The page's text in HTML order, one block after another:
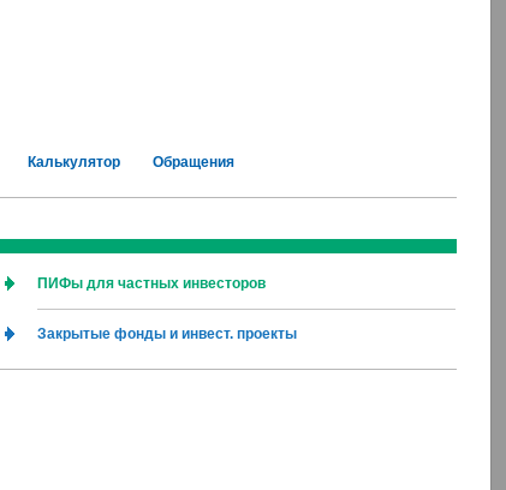
Калькулятор Обращения
ПИФы для частных инвесторов
Закрытые фонды и инвест. проекты